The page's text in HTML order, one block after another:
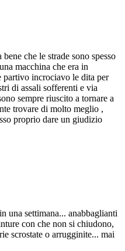
che le strade sono spesso
macchina che era in
partivo incrociavo le dita per
di assali sofferenti e via
sempre riuscito a tornare a
trovare di molto meglio ,
proprio dare un giudizio
una settimana... anabbaglianti
con che non si chiudono,
scrostate o arrugginite... mai